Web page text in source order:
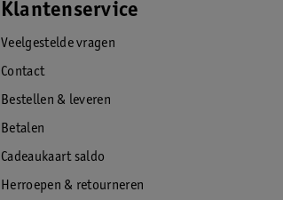
Klantenservice
Veelgestelde vragen
Contact
Bestellen & leveren
Betalen
Cadeaukaart saldo
Herroepen & retourneren